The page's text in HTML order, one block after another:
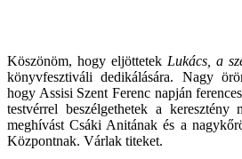
Köszönöm, hogy eljöttetek Lukács, a
könyvfesztiváli dedikálására. Nagy
hogy Assisi Szent Ferenc napján
testvérrel beszélgethetek a keresztény
meghívást Csáki Anitának és a
Központnak. Várlak titeket.